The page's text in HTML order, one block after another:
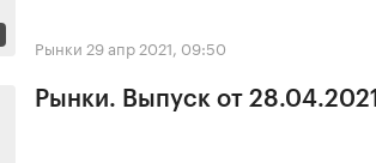
Рынки 29 апр 2021, 09:50
Рынки. Выпуск от 28.04.2021